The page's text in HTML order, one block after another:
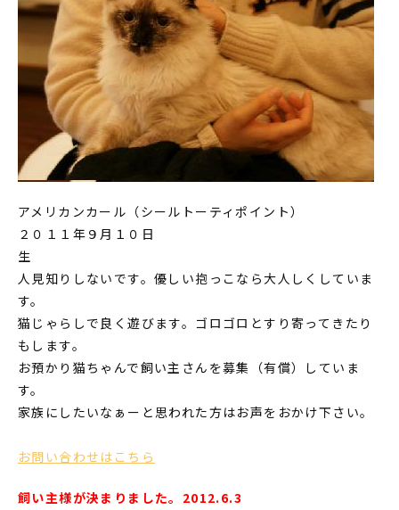
アメリカンカール（シールトーティポイント）
２０１１年９月１０日
生
人見知りしないです。優しい抱っこなら大人しくしていま
す。
猫じゃらしで良く遊びます。ゴロゴロとすり寄ってきたり
もします。
お預かり猫ちゃんで飼い主さんを募集（有償）していま
す。
家族にしたいなぁーと思われた方はお声をおかけ下さい。
お問い合わせはこちら
飼い主様が決まりました。2012.6.3